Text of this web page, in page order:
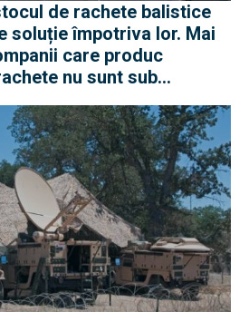
de rachete balistice
soluție împotriva lor. Mai
care produc
nu sunt sub